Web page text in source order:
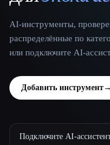
AI-инструменты,
распределённые по
или подключите AI-
Добавить инструмент→
Подключите AI-